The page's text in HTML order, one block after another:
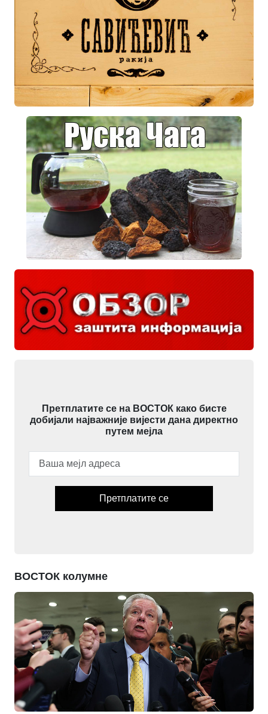
Претплатите се на ВОСТОК како бисте
добијали најважније вијести дана директно
путем мејла
Претплатите се
ВОСТОК колумне